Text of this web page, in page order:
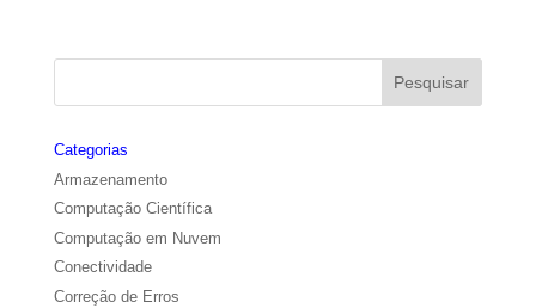
Categorias
Armazenamento
Computação Científica
Computação em Nuvem
Conectividade
Correção de Erros